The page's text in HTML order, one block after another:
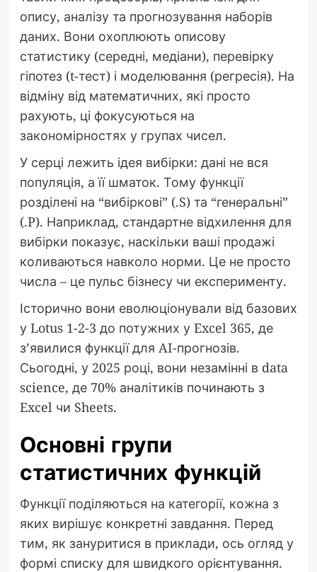
опису, аналізу та прогнозування наборів
даних. Вони охоплюють описову
статистику (середні, медіани), перевірку
гіпотез (t-тест) і моделювання (регресія). На
відміну від математичних, які просто
рахують, ці фокусуються на
закономірностях у групах чисел.
У серці лежить ідея вибірки: дані не вся
популяція, а її шматок. Тому функції
розділені на “вибіркові” (.S) та “генеральні”
(.P). Наприклад, стандартне відхилення для
вибірки показує, наскільки ваші продажі
коливаються навколо норми. Це не просто
числа – це пульс бізнесу чи експерименту.
Історично вони еволюціонували від базових
у Lotus 1-2-3 до потужних у Excel 365, де
з’явилися функції для AI-прогнозів.
Сьогодні, у 2025 році, вони незамінні в data
science, де 70% аналітиків починають з
Excel чи Sheets.
Основні групи
статистичних функцій
Функції поділяються на категорії, кожна з
яких вирішує конкретні завдання. Перед
тим, як зануритися в приклади, ось огляд у
формі списку для швидкого орієнтування.